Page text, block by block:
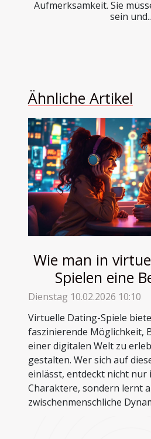
Aufmerksamkeit. Sie
sein
Ähnliche Artikel
Wie man in
Spielen eine
aufbaut
Dienstag 10.02.2026 10:10
Virtuelle Dating-Spiele
faszinierende Möglichkeit,
einer digitalen Welt zu
gestalten. Wer sich auf
einlässt, entdeckt nicht nur
Charaktere, sondern lernt
zwischenmenschliche